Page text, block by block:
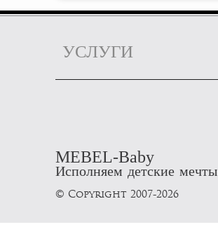
УСЛУГИ
MEBEL-Baby
Исполняем детские мечты
© Copyright 2007-2026